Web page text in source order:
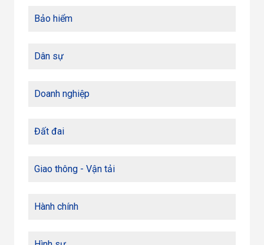
Bảo hiểm
Dân sự
Doanh nghiệp
Đất đai
Giao thông - Vận tải
Hành chính